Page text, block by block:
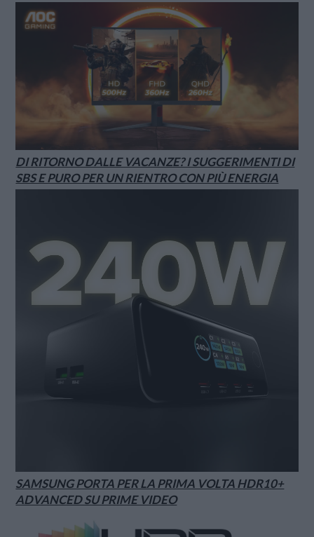
DI RITORNO DALLE VACANZE? I SUGGERIMENTI DI
SBS E PURO PER UN RIENTRO CON PIÙ ENERGIA
SAMSUNG PORTA PER LA PRIMA VOLTA HDR10+
ADVANCED SU PRIME VIDEO